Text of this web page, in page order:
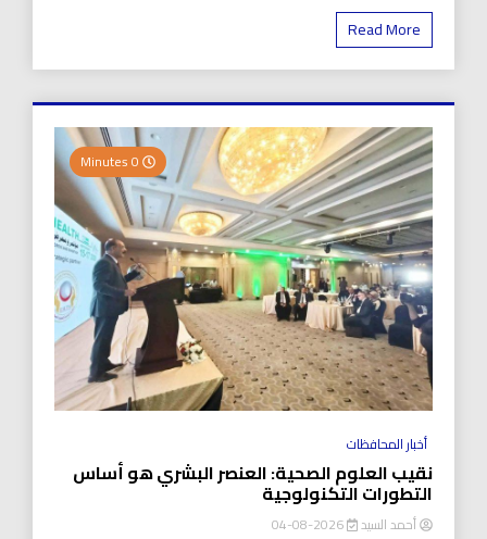
Read More
أخبار المحافظات
نقيب العلوم الصحية: العنصر البشري هو أساس
التطورات التكنولوجية
أحمد السيد 2026-08-04